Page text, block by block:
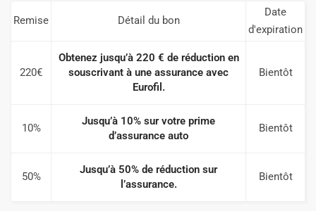
Remise Détail du bon
Date
d'expiration
220€
Obtenez jusqu’à 220 € de réduction en
souscrivant à une assurance avec
Eurofil.
Bientôt
10%
Jusqu’à 10% sur votre prime
d’assurance auto
Bientôt
50%
Jusqu’à 50% de réduction sur
l’assurance.
Bientôt